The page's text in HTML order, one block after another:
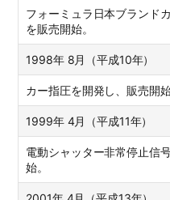
フォーミュラ日本ブランド
を販売開始。
1998年 8月（平成10年）
カー指圧を開発し、販売開始
1999年 4月（平成11年）
電動シャッター非常停止信
始。